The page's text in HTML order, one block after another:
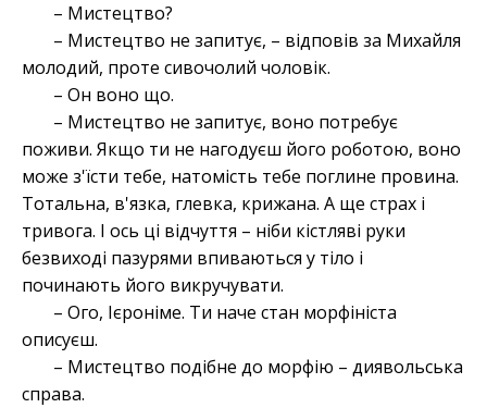
– Мистецтво?
– Мистецтво не запитує, – відповів за Михайля
молодий, проте сивочолий чоловік.
– Он воно що.
– Мистецтво не запитує, воно потребує
поживи. Якщо ти не нагодуєш його роботою, воно
може з'їсти тебе, натомість тебе поглине провина.
Тотальна, в'язка, глевка, крижана. А ще страх і
тривога. І ось ці відчуття – ніби кістляві руки
безвиході пазурями впиваються у тіло і
починають його викручувати.
– Ого, Ієроніме. Ти наче стан морфініста
описуєш.
– Мистецтво подібне до морфію – диявольська
справа.